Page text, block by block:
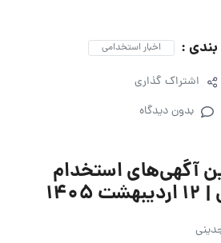
: اخبار استخدامی
اشتراک گذاری
بدون دیدگاه
آگهی‌های استخدام